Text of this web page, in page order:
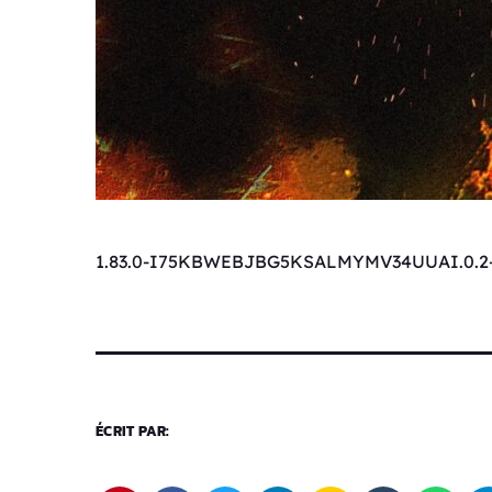
1.83.0-
ÉCRIT PAR: